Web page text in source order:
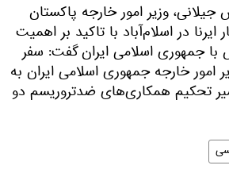
وزیر امور خارجه پاکستان
در اسلام‌آباد با تاکید بر اهمیت
با جمهوری اسلامی ایران گفت: سفر
امور خارجه جمهوری اسلامی ایران به
تحکیم همکاری‌های ضدتروریسم دو